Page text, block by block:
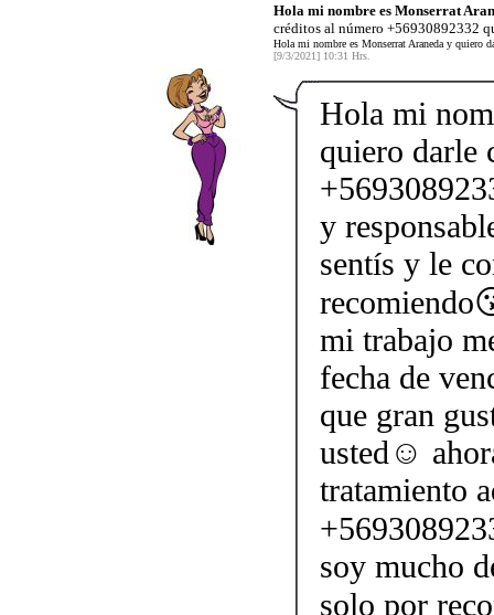
Hola mi nombre es Monserrat
créditos al número +56930892332
Hola mi nombre es Monserrat Araneda y quiero
[9/3/2021] 10:31 Hrs.
Hola mi
quiero darle
y
sentís y le
mi trabajo
fecha de
que gran
usted☺
tratamiento
soy mucho
solo por